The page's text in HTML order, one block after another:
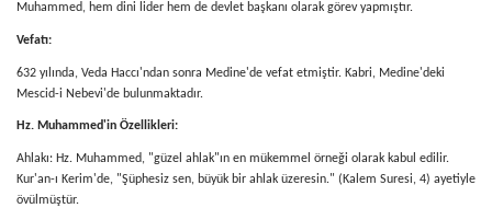
Muhammed, hem dini lider hem de devlet başkanı olarak görev yapmıştır.
Vefatı:
632 yılında, Veda Haccı'ndan sonra Medine'de vefat etmiştir. Kabri, Medine'deki
Mescid-i Nebevi'de bulunmaktadır.
Hz. Muhammed'in Özellikleri:
Ahlakı: Hz. Muhammed, "güzel ahlak"ın en mükemmel örneği olarak kabul edilir.
Kur'an-ı Kerim'de, "Şüphesiz sen, büyük bir ahlak üzeresin." (Kalem Suresi, 4) ayetiyle
övülmüştür.